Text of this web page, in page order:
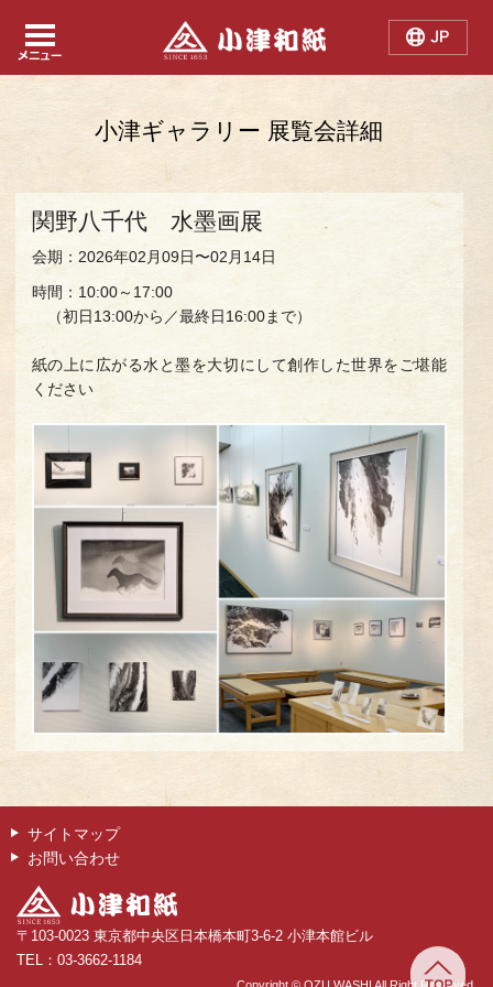
Japanese
English
Chinese
小津ギャラリー 展覧会詳細
関野八千代 水墨画展
会期：2026年02月09日〜02月14日
時間：10:00～17:00
（初日13:00から／最終日16:00まで）
紙の上に広がる水と墨を大切にして創作した世界をご堪能
ください
サイトマップ
お問い合わせ
〒103-0023 東京都中央区日本橋本町3-6-2 小津本館ビル
TEL：03-3662-1184